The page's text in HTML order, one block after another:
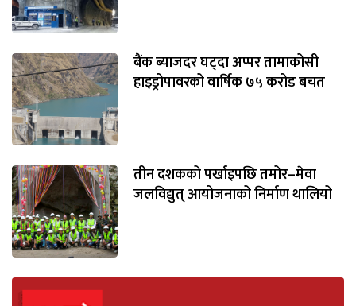
बैंक ब्याजदर घट्दा अप्पर तामाकोसी
हाइड्रोपावरको वार्षिक ७५ करोड बचत
तीन दशकको पर्खाइपछि तमोर–मेवा
जलविद्युत् आयोजनाको निर्माण थालियो